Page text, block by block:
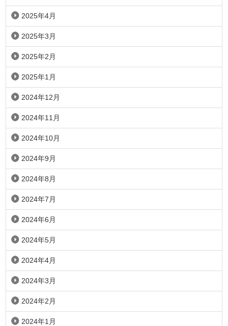
2025年4月
2025年3月
2025年2月
2025年1月
2024年12月
2024年11月
2024年10月
2024年9月
2024年8月
2024年7月
2024年6月
2024年5月
2024年4月
2024年3月
2024年2月
2024年1月